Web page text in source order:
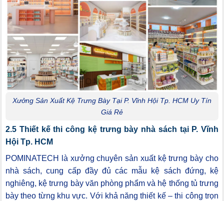
Xưởng Sản Xuất Kệ Trưng Bày Tại P. Vĩnh Hội Tp. HCM Uy Tín
Giá Rẻ
2.5 Thiết kế thi công kệ trưng bày nhà sách tại P. Vĩnh
Hội Tp. HCM
POMINATECH là xưởng chuyên sản xuất kệ trưng bày cho
nhà sách, cung cấp đầy đủ các mẫu kệ sách đứng, kệ
nghiêng, kệ trưng bày văn phòng phẩm và hệ thống tủ trưng
bày theo từng khu vực. Với khả năng thiết kế – thi công trọn